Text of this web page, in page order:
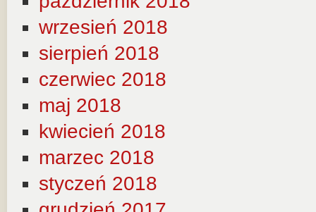
wrzesień 2018
sierpień 2018
czerwiec 2018
maj 2018
kwiecień 2018
marzec 2018
styczeń 2018